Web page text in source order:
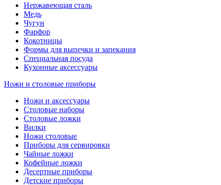
Нержавеющая сталь
Медь
Чугун
Фарфор
Кокотницы
Формы для выпечки и запекания
Специальная посуда
Кухонные аксессуары
Ножи и столовые приборы
Ножи и аксессуары
Столовые наборы
Столовые ложки
Вилки
Ножи столовые
Приборы для сервировки
Чайные ложки
Кофейные ложки
Десертные приборы
Детские приборы